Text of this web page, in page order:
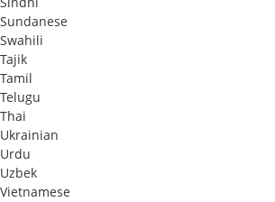
Sundanese
Swahili
Tajik
Tamil
Telugu
Thai
Ukrainian
Urdu
Uzbek
Vietnamese